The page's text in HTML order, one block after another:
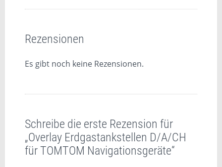
Rezensionen
Es gibt noch keine Rezensionen.
Schreibe die erste Rezension für
„Overlay Erdgastankstellen D/A/CH
für TOMTOM Navigationsgeräte“